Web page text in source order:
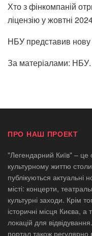
Хто з фінкомпаній
ліцензію у жовтні
НБУ представив нову
За матеріалами: НБУ.
ПРО НАШ ПРОЕКТ
"Легендарний Київ" –
культурному життю
публікуються актуальні
місті: концерти,
культурні заходи. Крім
історичні місця Києва,
локацій для
портал також регулярно